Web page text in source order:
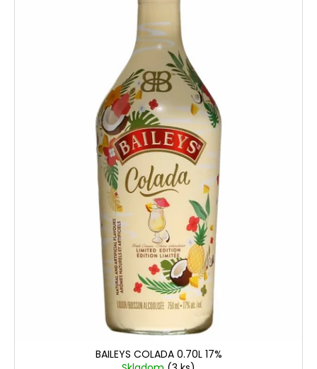
BAILEYS COLADA 0.70L 17%